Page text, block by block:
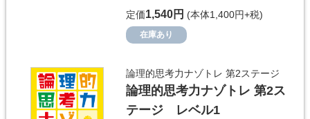
定価1,540円 (本体1,400円+税)
在庫あり
論理的思考力ナゾトレ 第2ステージ
論理的思考力ナゾトレ 第2ス
テージ レベル1